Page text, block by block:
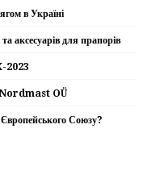
в Україні
аксесуарів для прапорів
2023
Nordmast OÜ
Союзу?